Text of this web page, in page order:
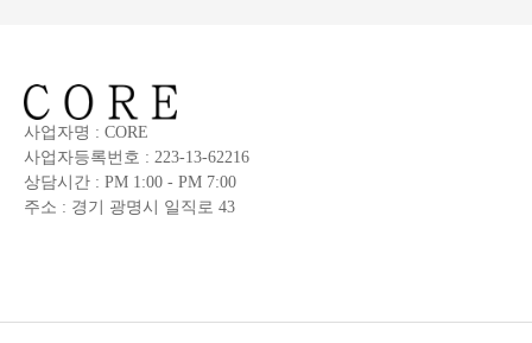
사업자명 : CORE
사업자등록번호 : 223-13-62216
상담시간 : PM 1:00 - PM 7:00
주소 : 경기 광명시 일직로 43